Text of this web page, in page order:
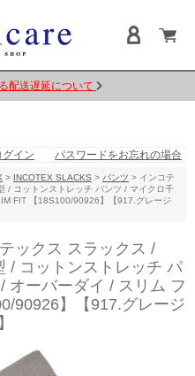
配送遅延について
グイン パスワードをお忘れの場合
> INCOTEX SLACKS > パンツ > インコテ
/ コットンストレッチ パンツ / マイクロ千
FIT 【18S100/90926】【917.グレージ
ックス スラックス /
/ コットンストレッチ パ
オーバーダイ / スリム フ
90926】【917.グレージ